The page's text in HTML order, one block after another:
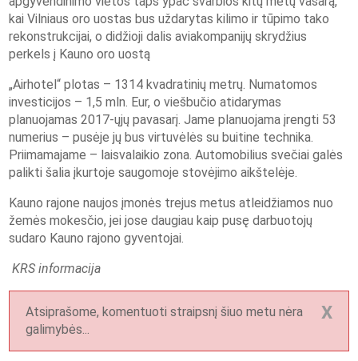
kai Vilniaus oro uostas bus uždarytas kilimo ir tūpimo tako
rekonstrukcijai, o didžioji dalis aviakompanijų skrydžius
perkels į Kauno oro uostą
„Airhotel“ plotas – 1314 kvadratinių metrų. Numatomos
investicijos – 1,5 mln. Eur, o viešbučio atidarymas
planuojamas 2017-ųjų pavasarį. Jame planuojama įrengti 53
numerius – pusėje jų bus virtuvėlės su buitine technika.
Priimamajame – laisvalaikio zona. Automobilius svečiai galės
palikti šalia įkurtoje saugomoje stovėjimo aikštelėje.
Kauno rajone naujos įmonės trejus metus atleidžiamos nuo
žemės mokesčio, jei jose daugiau kaip pusę darbuotojų
sudaro Kauno rajono gyventojai.
KRS informacija
Atsiprašome, komentuoti straipsnį šiuo metu nėra
galimybės...
X